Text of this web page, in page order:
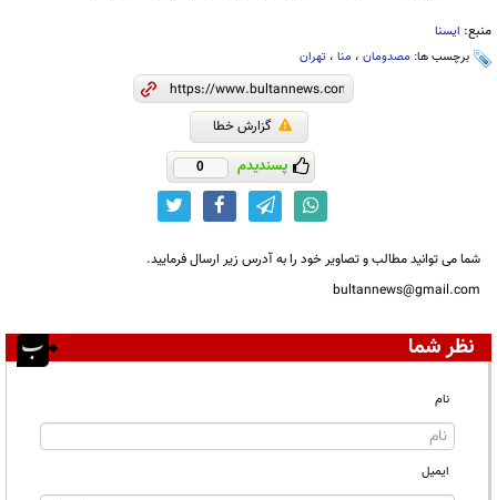
منبع: ایسنا
برچسب ها: مصدومان ، منا ، تهران
گزارش خطا
پسندیدم 0
شما می توانید مطالب و تصاویر خود را به آدرس زیر ارسال فرمایید.
bultannews@gmail.com
نظر شما
نام
ایمیل